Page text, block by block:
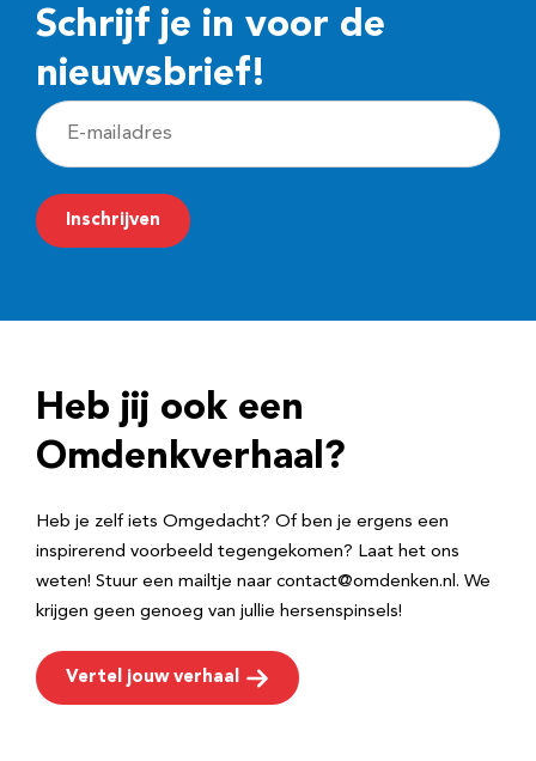
Schrijf je in voor de
nieuwsbrief!
E
-
m
a
r
e
Inschrijven
Heb jij ook een
Omdenkverhaal?
Heb je zelf iets Omgedacht? Of ben je ergens een
inspirerend voorbeeld tegengekomen? Laat het ons
weten! Stuur een mailtje naar contact@omdenken.nl. We
krijgen geen genoeg van jullie hersenspinsels!
Vertel jouw verhaal